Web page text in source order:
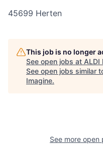
45699 Herten
This job is no longer
See open jobs at ALDI
See open jobs similar
Imagine.
See more open